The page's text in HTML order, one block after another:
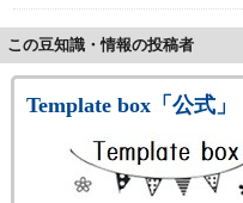
この豆知識・情報の投稿者
Template box「公式」